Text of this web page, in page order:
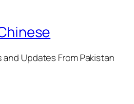
Updates From Pakistan